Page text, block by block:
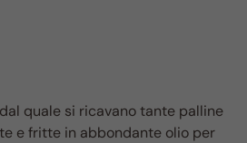
quale si ricavano tante palline
e fritte in abbondante olio per